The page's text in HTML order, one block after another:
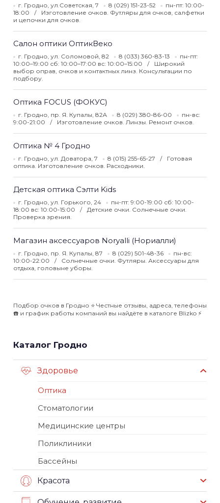
г. Гродно, ул.Советская, 7 8 (029) 151-23-52
пн-пт: 10:00-
18:00
Изготовление очков. Футляры для очков, салфетки
и цепочки для очков.
Салон оптики ОптикВеко
г. Гродно, ул. Соломовой, 82 8 (033) 360-83-13
пн-пт:
10:00–19:00 сб: 10:00–17:00 вс: 10:00–15:00
Широкий
выбор оправ, очков и контактных линз. Консультации по
подбору.
Оптика FOCUS (ФОКУС)
г. Гродно, пр. Я. Купалы, 82А 8 (029) 380-86-00
пн-вс:
9:00-21:00
Изготовление очков. Линзы. Ремонт очков.
Оптика № 4 Гродно
г. Гродно, ул. Доватора, 7 8 (015) 255-65-27
Готовая
оптика. Изготовление очков. Расходники.
Детская оптика Сэлти Kids
г. Гродно, ул. Горького, 24
пн-пт: 9:00-19:00 сб: 10:00-
18:00 вс: 10:00-15:00
Детские очки. Солнечные очки.
Проверка зрения.
Магазин аксессуаров Noryalli (Нориалли)
г. Гродно, пр. Я. Купалы, 87 8 (029) 501-48-36
пн-вс:
10:00-22:00
Солнечные очки. Футляры. Аксессуары для
отдыха, головыне уборы.
Подбор очков в Гродно ⭐️ Честные отзывы, адреса, телефоны
☎️ и график работы компаний вы найдёте в каталоге Blizko ⚡️
Каталог Гродно
Здоровье
Оптика
Стоматологии
Медицинские центры
Поликлиники
Бассейны
Красота